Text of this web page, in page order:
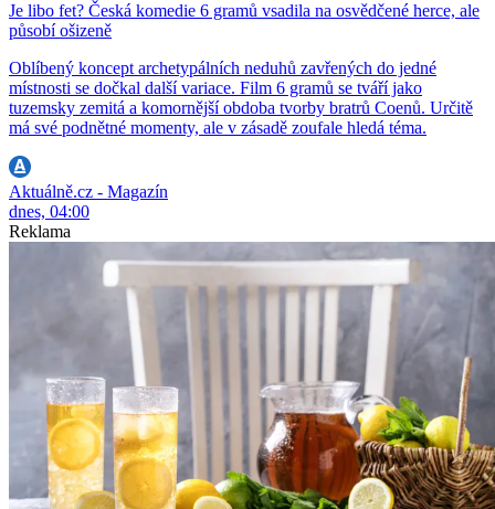
Je libo fet? Česká komedie 6 gramů vsadila na osvědčené herce, ale
působí ošizeně
Oblíbený koncept archetypálních neduhů zavřených do jedné
místnosti se dočkal další variace. Film 6 gramů se tváří jako
tuzemsky zemitá a komornější obdoba tvorby bratrů Coenů. Určitě
má své podnětné momenty, ale v zásadě zoufale hledá téma.
Aktuálně.cz - Magazín
dnes, 04:00
Reklama